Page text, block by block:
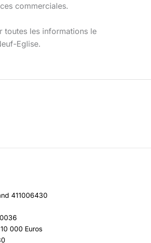
commerciales.
toutes les informations le
Eglise.
411006430
000 Euros